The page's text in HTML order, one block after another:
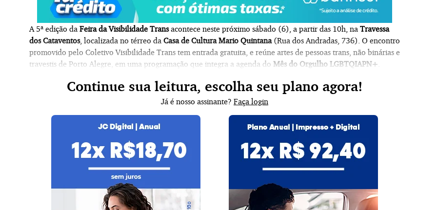
A 5ª edição da Feira da Visibilidade Transacontece neste próximo sábado (6), a partir das 10h, na Travessa
dos Cataventos, localizada no térreo da Casa de Cultura Mario Quintana (Rua dos Andradas, 736). O encontro
promovido pelo Coletivo Visibilidade Trans tementrada gratuita, e reúne artes de pessoas trans, não binárias e
travestis de Porto Alegre, em uma programação que integra a agenda do Mês do Orgulho LGBTQIAPN+
Continue sua leitura, escolha seu plano agora!
Já é nosso assinante? Faça login